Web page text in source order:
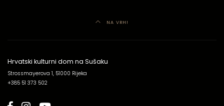
NA VRH!
Hrvatski kulturni dom na Sušaku
Strossmayerova 1, 51000 Rijeka
+385 51 373 502